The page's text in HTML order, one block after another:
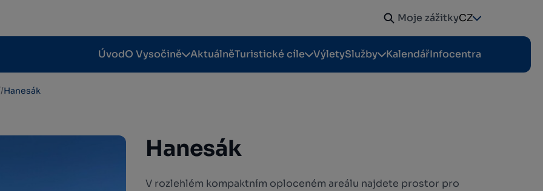
Moje zážitkyCZ
ÚvodO Vysočině AktuálněTuristické cíle VýletySlužby KalendářInfocentra
/Hanesák
Hanesák
V rozlehlém kompaktním oploceném areálu najdete prostor pro